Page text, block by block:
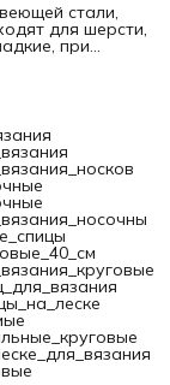
стали,
для шерсти,
при
и
не
петли.
спицы нужны
особенно
месте.